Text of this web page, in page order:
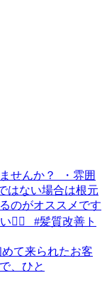
て来られたお客
、ひと